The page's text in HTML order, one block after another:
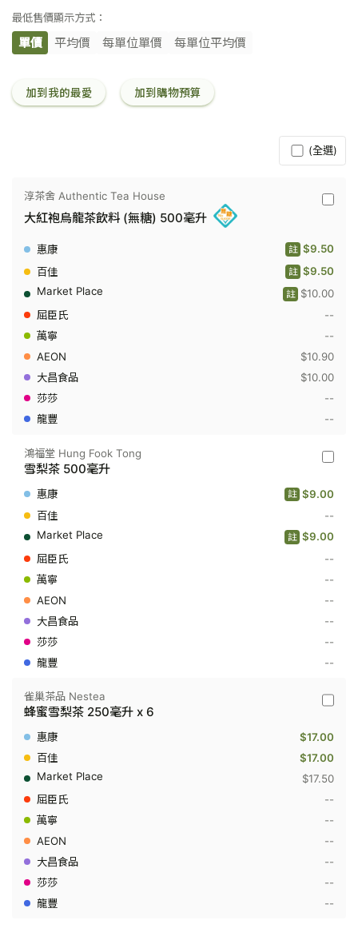
最低售價顯示方式：
單價 平均價 每單位單價 每單位平均價
加到我的最愛 加到購物預算
(全選)
淳
Tea
House
大
袍
茶
飲
料
(無
500
淳茶舍 Authentic Tea House
大紅袍烏龍茶飲料 (無糖) 500毫升
$9.50
註
$9.50
註
$10.00
註
--
--
$10.90
$10.00
--
--
鴻
堂
Hung
Fook
-
梨
茶
毫
鴻福堂 Hung Fook Tong
雪梨茶 500毫升
$9.00
註
--
$9.00
註
--
--
--
--
--
--
雀
茶
品
Nestea
蜂
梨
250
毫
雀巢茶品 Nestea
蜂蜜雪梨茶 250毫升 x 6
$17.00
$17.00
$17.50
--
--
--
--
--
--